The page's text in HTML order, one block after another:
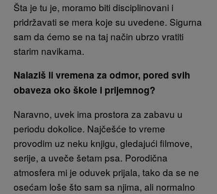
Šta je tu je, moramo biti disciplinovani i
pridržavati se mera koje su uvedene. Sigurna
sam da ćemo se na taj način ubrzo vratiti
starim navikama.
Nalaziš li vremena za odmor, pored svih
obaveza oko škole i prijemnog?
Naravno, uvek ima prostora za zabavu u
periodu dokolice. Najčešće to vreme
provodim uz neku knjigu, gledajući filmove,
serije, a uveče šetam psa. Porodična
atmosfera mi je oduvek prijala, tako da se ne
osećam loše što sam sa njima, ali normalno